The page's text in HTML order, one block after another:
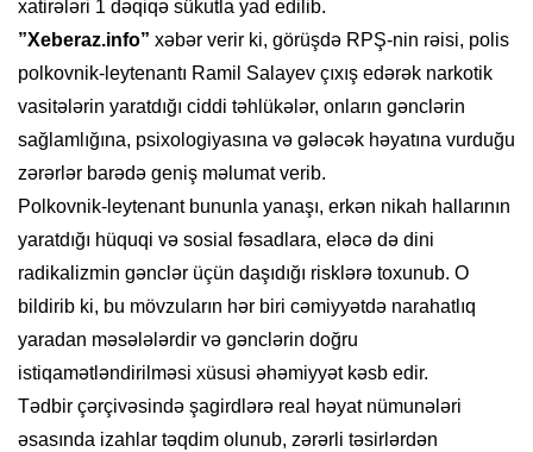
xatirələri 1 dəqiqə sükutla yad edilib.
”Xeberaz.info” xəbər verir ki, görüşdə RPŞ-nin rəisi, polis
polkovnik-leytenantı Ramil Salayev çıxış edərək narkotik
vasitələrin yaratdığı ciddi təhlükələr, onların gənclərin
sağlamlığına, psixologiyasına və gələcək həyatına vurduğu
zərərlər barədə geniş məlumat verib.
Polkovnik-leytenant bununla yanaşı, erkən nikah hallarının
yaratdığı hüquqi və sosial fəsadlara, eləcə də dini
radikalizmin gənclər üçün daşıdığı risklərə toxunub. O
bildirib ki, bu mövzuların hər biri cəmiyyətdə narahatlıq
yaradan məsələlərdir və gənclərin doğru
istiqamətləndirilməsi xüsusi əhəmiyyət kəsb edir.
Tədbir çərçivəsində şagirdlərə real həyat nümunələri
əsasında izahlar təqdim olunub, zərərli təsirlərdən